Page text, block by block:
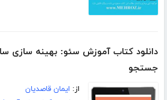
دانلود کتاب آموزش سئو: بهینه سازی
جستجو
از: ایمان قاصدیان